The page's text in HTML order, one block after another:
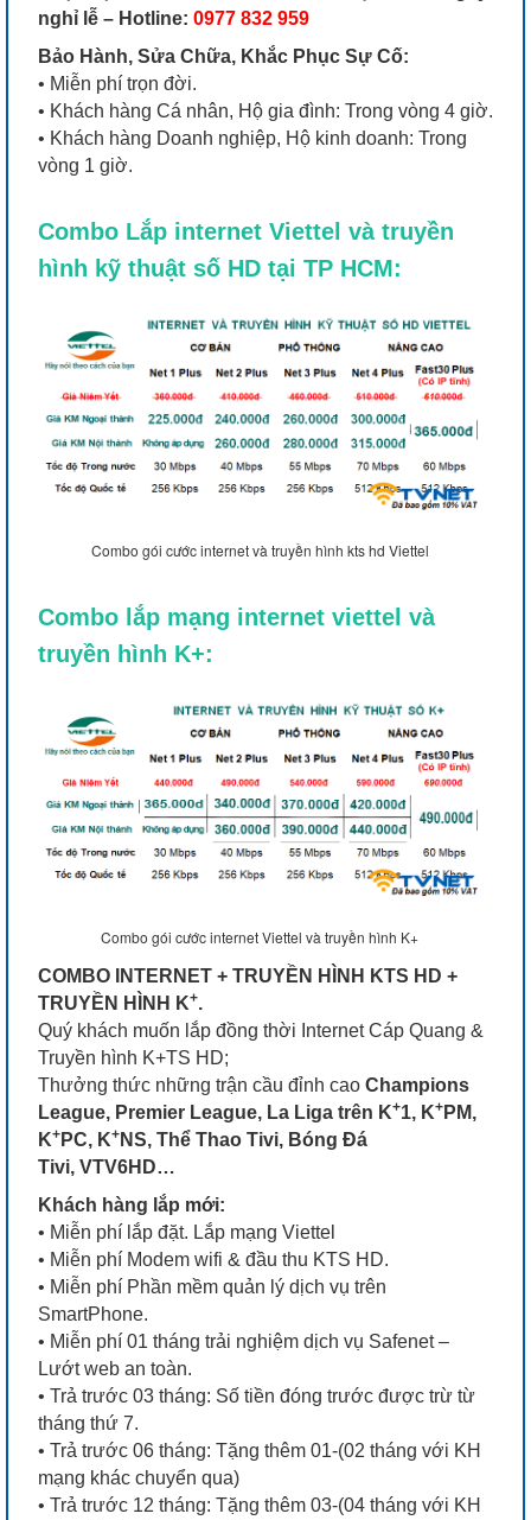
nghỉ lễ – Hotline: 0977 832 959
Bảo Hành, Sửa Chữa, Khắc Phục Sự Cố:
• Miễn phí trọn đời.
• Khách hàng Cá nhân, Hộ gia đình: Trong vòng 4 giờ.
• Khách hàng Doanh nghiệp, Hộ kinh doanh: Trong
vòng 1 giờ.
Combo Lắp internet Viettel và truyền
hình kỹ thuật số HD tại TP HCM:
Combo gói cước internet và truyền hình kts hd Viettel
Combo lắp mạng internet viettel và
truyền hình K+:
Combo gói cước internet Viettel và truyền hình K+
COMBO INTERNET + TRUYỀN HÌNH KTS HD +
TRUYỀN HÌNH K+.
Quý khách muốn lắp đồng thời Internet Cáp Quang &
Truyền hình K+TS HD;
Thưởng thức những trận cầu đỉnh cao Champions
League, Premier League, La Liga trên K+1, K+ PM,
K+ PC, K+ NS, Thể Thao Tivi, Bóng Đá
Tivi, VTV6HD…
Khách hàng lắp mới:
• Miễn phí lắp đặt. Lắp mạng Viettel
• Miễn phí Modem wifi & đầu thu KTS HD.
• Miễn phí Phần mềm quản lý dịch vụ trên
SmartPhone.
• Miễn phí 01 tháng trải nghiệm dịch vụ Safenet –
Lướt web an toàn.
• Trả trước 03 tháng: Số tiền đóng trước được trừ từ
tháng thứ 7.
• Trả trước 06 tháng: Tặng thêm 01-(02 tháng với KH
mạng khác chuyển qua)
• Trả trước 12 tháng: Tặng thêm 03-(04 tháng với KH